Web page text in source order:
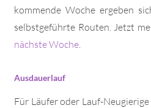
kommende Woche ergeben
selbstgeführte Routen. Jetzt
nächste Woche.
Ausdauerlauf
Für Läufer oder Lauf-